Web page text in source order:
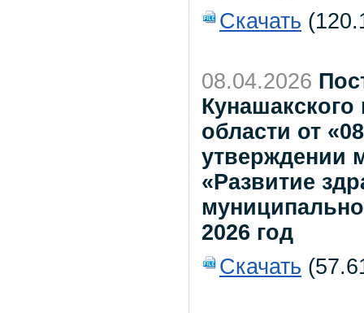
Скачать
08.04.2026
области от
утверждении
«Развитие
2026 год
Скачать